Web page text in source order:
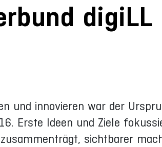
digiLL
und innovieren war der
Erste Ideen und Ziele
sichtbarer